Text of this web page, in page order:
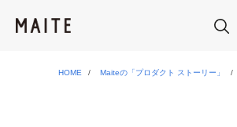
HOME Maiteの「プロダクト ストーリー」